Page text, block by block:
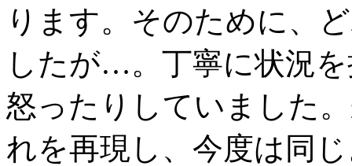
ります。そのために、
したが…。丁寧に状況
怒ったりしていました
れを再現し、今度は同